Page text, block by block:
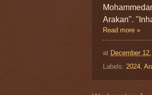
Arakan".
Read more »
at December
Labels: 2024,